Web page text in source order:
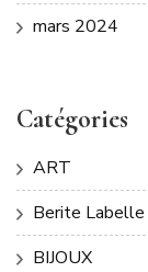
mars 2024
Catégories
ART
Berite Labelle
BIJOUX